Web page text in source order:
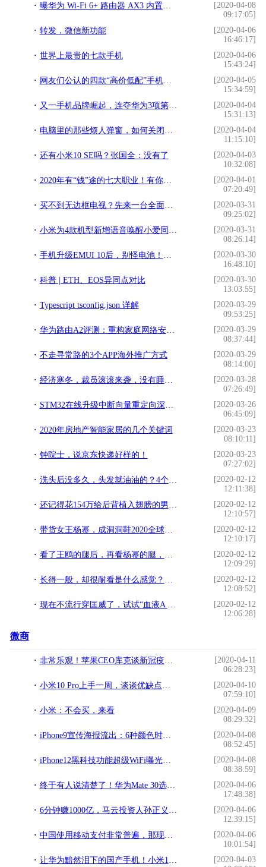
曝华为 Wi-Fi 6+ 路由器 AX3 内置鸿蒙系统，下载速度超 1Gbps
[2020-04-08
09:17:05]
转发，微信新功能
[2020-04-06
16:46:17]
世界上最贵的七款手机
[2020-04-06
15:43:24]
网友们公认的四款“高价低配”手机，看看你有没有买错
[2020-04-05
15:34:59]
又一手机品牌崛起，连夺华为3项第一，网友齐呼：干得漂亮
[2020-04-04
15:31:13]
电脑里的那些烦人弹窗，如何关闭或者删除？
[2020-04-04
11:15:10]
还有小米10 SE吗？张国全：没有了
[2020-04-03
10:32:08]
2020年有“钱”途的七大职业！有你正在做的吗？
[2020-04-01
07:20:49]
买不到无边框电视？先来一台全面屏电视爽一下
[2020-03-31
09:25:02]
小米为4款机型新增语音唤醒小爱同学功能
[2020-03-31
08:26:14]
手机升级EMUI 10后，别怪电池！都是这些设置“惹的祸”！
[2020-03-30
16:48:10]
科普 | ETH、EOS异同点对比
[2020-03-30
13:03:55]
Typescript tsconfig.json 详解
[2020-03-29
09:53:25]
华为路由A2评测：重构家庭网络安全 让家庭更加智能
[2020-03-29
08:37:44]
不走寻常路的3个APP海外推广方式
[2020-03-29
08:14:00]
经济寒冬，裁员滚滚来袭，没有睡后收入，你该怎么办？
[2020-03-28
07:26:49]
STM32在线升级中断向量重定向深度剖析
[2020-03-26
06:45:09]
2020年房地产智能家居的几个关键词
[2020-03-23
08:10:11]
钟院士，说京东快递好样的！
[2020-03-23
07:27:02]
洗头后没多久，头发就油油的？4个方法还你头部清爽
[2020-02-12
12:11:38]
还记得花154万给后背植入翅膀的男子，如今怎么样了？高攀不起
[2020-02-12
12:10:57]
带货女王杨幂，成洞洞鞋2020全球代言人，与魏大勋恋情曝光
[2020-02-12
12:10:17]
看了王鸥的腿后，再看杨幂的腿，网友：这就是差距
[2020-02-12
12:09:29]
长得一般，却很耐看是什么感觉？看看这些娱乐圈的“耐看型”女神
[2020-02-12
12:08:52]
现在不流行穿匡威了，试试“血液A J”，学生党穿去逛街引爆潮流
[2020-02-12
12:06:28]
微商
非常乐观！苹果CEO库克谈新冠疫情、工厂复工和产能
[2020-04-11
06:28:23]
小米10 Pro上手一周，谈谈优缺点和真实感受：一款“满分”旗舰？
[2020-04-10
07:59:10]
小米：不会买，来看
[2020-04-09
08:29:32]
iPhone9宣传海报流出：6种颜色时尚感爆棚，三千块值了
[2020-04-08
08:52:45]
iPhone12黑科技功能超级WiFi曝光：500米都有信号
[2020-04-08
08:38:59]
终于有人说清楚了！华为Mate 30选5G还是4G好？
[2020-04-06
17:48:38]
6分钟赚1000亿，马云投资人孙正义：战略上输了，再努力也不能赢
[2020-04-06
12:39:15]
中国使用移动支付非常普遍，那现金到哪里去了？这些你应该知道
[2020-04-06
10:01:54]
让华为黯然泪下的国产手机！小米10为啥那么受欢迎，不妨听我一叙
[2020-04-03